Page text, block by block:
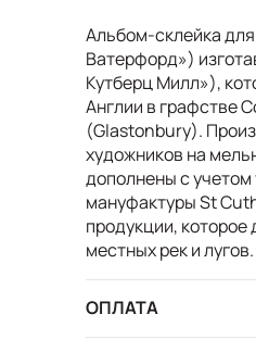
Альбом-склейка
Ватерфорд»)
Кутберц Милл»),
Англии в графстве
(Glastonbury).
художников на
дополнены с
мануфактуры St
продукции, которое
местных рек и лугов.
ОПЛАТА